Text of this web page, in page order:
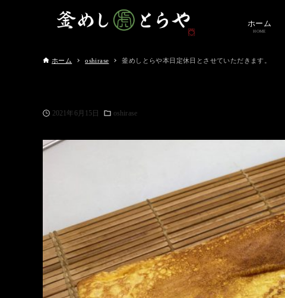
ホーム
HOME
ホーム oshirase 釜めしとらや本日定休日とさせていただきます。
2021年6月15日 oshirase